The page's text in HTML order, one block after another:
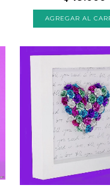
AGREGAR AL